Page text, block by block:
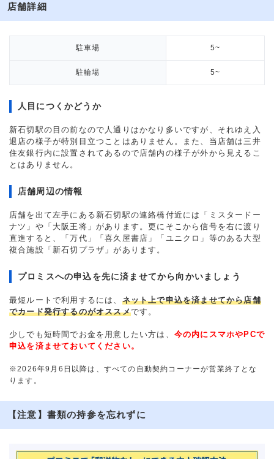
店舗詳細
駐車場 5~
駐輪場 5~
人目につくかどうか
新石切駅の目の前なので人通りはかなり多いですが、それゆえ入
退店の様子が特別目立つことはありません。また、当店舗は三井
住友銀行内に設置されてあるので店舗内の様子が外から見えるこ
とはありません。
店舗周辺の情報
店舗を出て左手にある新石切駅の連絡橋付近には「ミスタードー
ナツ」や「大阪王将」があります。更にそこから信号を右に渡り
直進すると、「万代」「喜久屋書店」「ユニクロ」等のある大型
複合施設「新石切プラザ」があります。
プロミスへの申込を先に済ませてから向かいましょう
最短ルートで利用するには、 ネット上で申込を済ませてから店舗
でカード発行するのがオススメです。
少しでも短時間でお金を用意したい方は、 今の内にスマホやPCで
申込を済ませておいてください。
※2026年9月6日以降は、すべての自動契約コーナーが営業終了とな
ります。
【注意】書類の持参を忘れずに